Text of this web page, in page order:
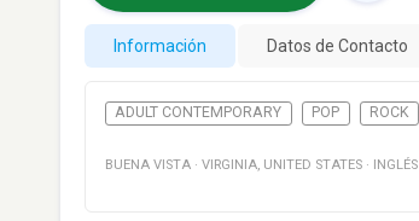
Información Datos de Contacto
ADULT CONTEMPORARY POP ROCK
BUENA VISTA · VIRGINIA, UNITED STATES · INGLÉS